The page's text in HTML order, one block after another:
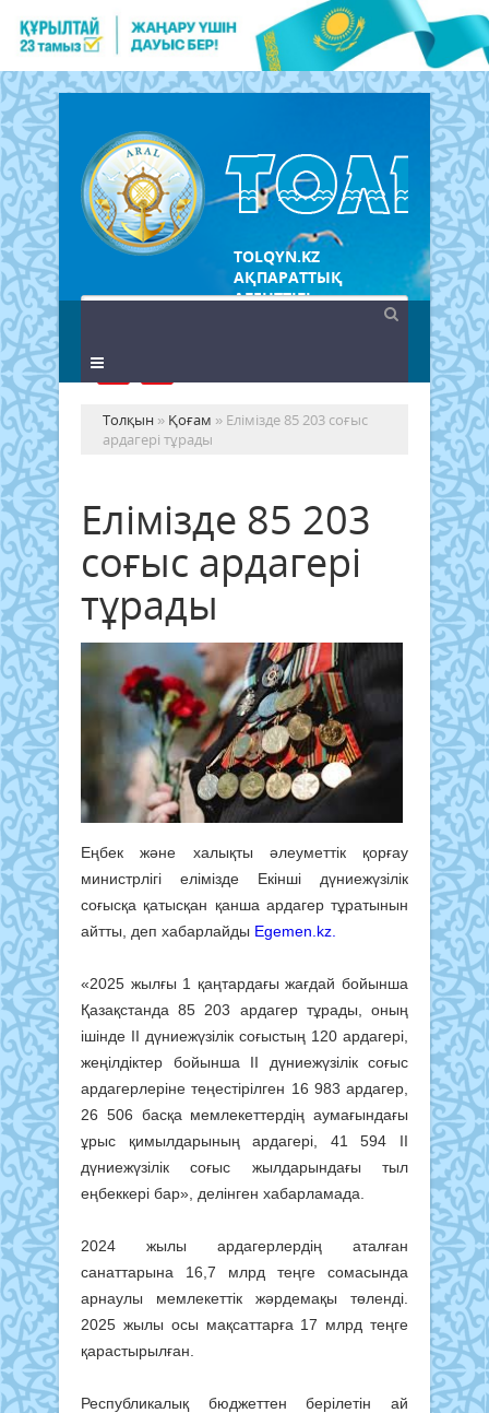
TOLQYN.KZ
АҚПАРАТТЫҚ
АГЕНТТІГІ
Толқын » Қоғам » Елімізде 85 203 соғыс
ардагері тұрады
Елімізде 85 203
соғыс ардагері
тұрады
Еңбек және халықты әлеуметтік қорғау
министрлігі елімізде Екінші дүниежүзілік
соғысқа қатысқан қанша ардагер тұратынын
айтты, деп хабарлайды Egemen.kz.
«2025 жылғы 1 қаңтардағы жағдай бойынша
Қазақстанда 85 203 ардагер тұрады, оның
ішінде ІІ дүниежүзілік соғыстың 120 ардагері,
жеңілдіктер бойынша ІІ дүниежүзілік соғыс
ардагерлеріне теңестірілген 16 983 ардагер,
26 506 басқа мемлекеттердің аумағындағы
ұрыс қимылдарының ардагері, 41 594 ІІ
дүниежүзілік соғыс жылдарындағы тыл
еңбеккері бар», делінген хабарламада.
2024 жылы ардагерлердің аталған
санаттарына 16,7 млрд теңге сомасында
арнаулы мемлекеттік жәрдемақы төленді.
2025 жылы осы мақсаттарға 17 млрд теңге
қарастырылған.
Республикалық бюджеттен берілетін ай